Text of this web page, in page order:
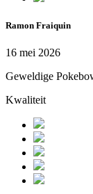
Ramon Fraiquin
16 mei 2026
Geweldige
Kwaliteit